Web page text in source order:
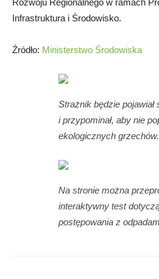
Rozwoju Regionalnego w ramach
Infrastruktura i Środowisko.
Źródło: Ministerstwo Środowiska
Strażnik będzie pojawiał
i przypominał, aby nie
ekologicznych grzechów.
Na stronie można
interaktywny test
postępowania z